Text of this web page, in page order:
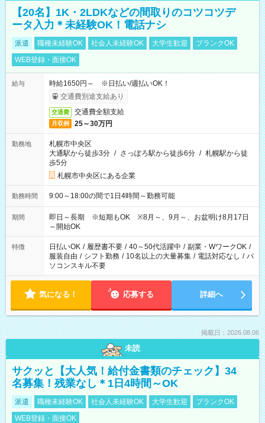
【20名】1K・2LDKなどの間取りのコツコツデ
ータ入力＊未経験OK！電話ナシ
派遣 職種未経験OK 社会人未経験OK 大学生歓迎
ブランクOK
WEB登録・面接OK
給与
時給1650円～ ※日払い/週払いOK！
交通費別途支給あり
交通費 交通費全額支給
月収例 25～30万円
勤務地
札幌市中央区
大通駅から徒歩3分 / さっぽろ駅から徒歩6分 / 札幌駅から徒
歩5分
札幌市中央区にある企業
勤務時間 9:00～18:00の間で1日4時間～勤務可能
期間
即日～長期 ※短期もOK ※8月～、9月～、お盆明け8月17日
～開始OK
特徴 日払いOK / 履歴書不要 / 40～50代活躍中 / 副業・WワークOK /
服装自由 / シフト勤務 / 10名以上の大量募集 / 電話対応なし / パ
ソコンスキル不要
気になる！ 応募する 詳細へ
掲載日：2026.08.06
未読
サクッと【大人気！給付金書類のチェック】34
名募集！残業なし＊1日4時間～OK
派遣 職種未経験OK 社会人未経験OK 大学生歓迎
ブランクOK
WEB登録・面接OK